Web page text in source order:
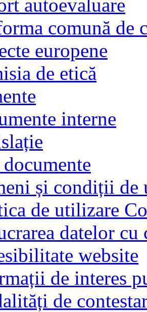
autoevaluare
comună de
europene
de etică
interne
și condiții de
de utilizare
datelor cu
website
de interes
de